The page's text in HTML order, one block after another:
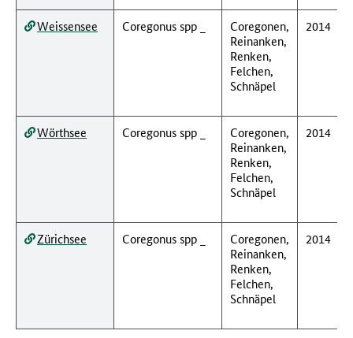
Weissensee Coregonus spp _
Coregonen,
Reinanken,
Renken,
Felchen,
Schnäpel
2014
Wörthsee Coregonus spp _
Coregonen,
Reinanken,
Renken,
Felchen,
Schnäpel
2014
Zürichsee Coregonus spp _
Coregonen,
Reinanken,
Renken,
Felchen,
Schnäpel
2014